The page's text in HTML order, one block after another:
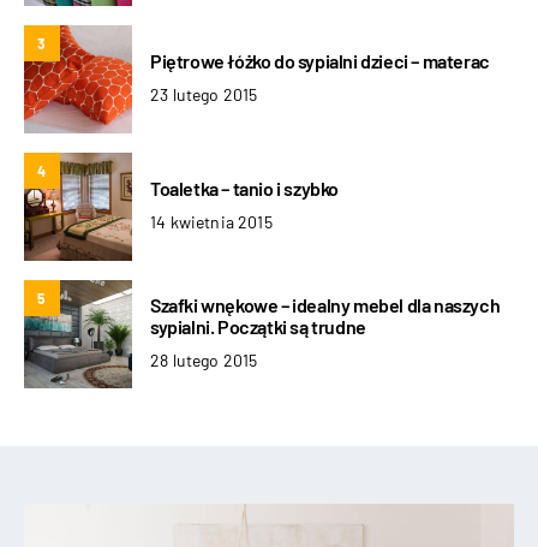
3
Piętrowe łóżko do sypialni dzieci – materac
23 lutego 2015
4
Toaletka – tanio i szybko
14 kwietnia 2015
5
Szafki wnękowe – idealny mebel dla naszych
sypialni. Początki są trudne
28 lutego 2015